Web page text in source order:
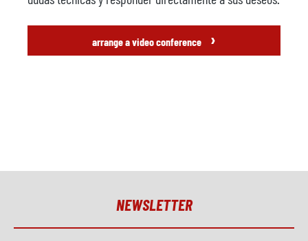
arrange a video conference ›
NEWSLETTER